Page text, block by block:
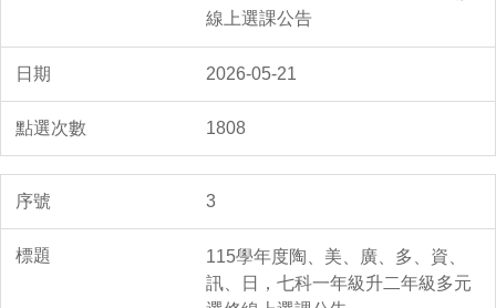
線上選課公告
2026-05-21
1808
3
115學年度陶、美、廣、多、資、
訊、日，七科一年級升二年級多元